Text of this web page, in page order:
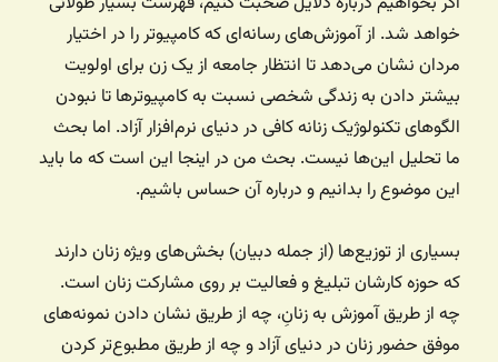
خواهد شد. از آموزش‌های رسانه‌ای که کامپیوتر را در اختیار
مردان نشان می‌دهد تا انتظار جامعه از یک زن برای اولویت
بیشتر دادن به زندگی شخصی نسبت به کامپیوترها تا نبودن
الگوهای تکنولوژیک زنانه کافی در دنیای نرم‌افزار آزاد. اما بحث
ما تحلیل این‌ها نیست. بحث من در اینجا این است که ما باید
این موضوع را بدانیم و درباره آن حساس باشیم.
بسیاری از توزیع‌ها (از جمله دبیان) بخش‌های ویژه زنان دارند
که حوزه کارشان تبلیغ و فعالیت بر روی مشارکت زنان است.
چه از طریق آموزش به زنانِ، چه از طریق نشان دادن نمونه‌های
موفق حضور زنان در دنیای آزاد و چه از طریق مطبوع‌تر کردن